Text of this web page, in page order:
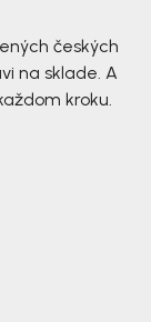
českých
na sklade. A
kroku.